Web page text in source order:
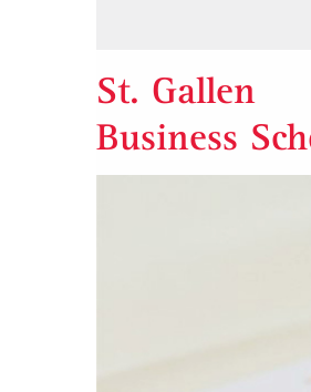
St. Gallen
Business